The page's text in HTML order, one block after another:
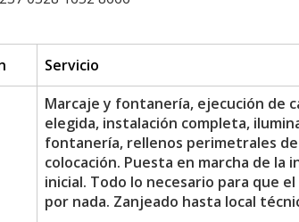
Servicio
Marcaje y fontanería, ejecución de
elegida, instalación completa,
fontanería, rellenos perimetrales
colocación. Puesta en marcha de
inicial. Todo lo necesario para que
por nada. Zanjeado hasta local